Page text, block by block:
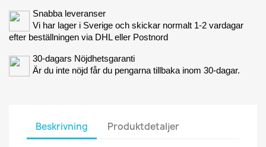
Snabba leveranser
Vi har lager i Sverige och skickar normalt 1-2 vardagar
efter beställningen via DHL eller Postnord
30-dagars Nöjdhetsgaranti
Är du inte nöjd får du pengarna tillbaka inom 30-dagar.
Beskrivning Produktdetaljer